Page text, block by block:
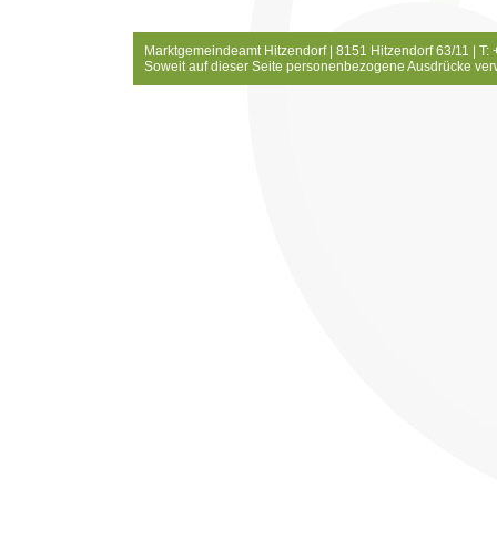
Marktgemeindeamt Hitzendorf | 8151 Hitzendorf 63/11 |
Soweit auf dieser Seite personenbezogene Ausdrücke